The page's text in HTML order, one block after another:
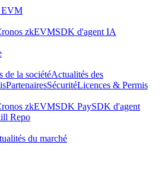
EVM
zkEVMSDK d'agent IA
de la sociétéActualités des
PartenairesSécuritéLicences & Permis
zkEVMSDK PaySDK d'agent
Repo
du marché